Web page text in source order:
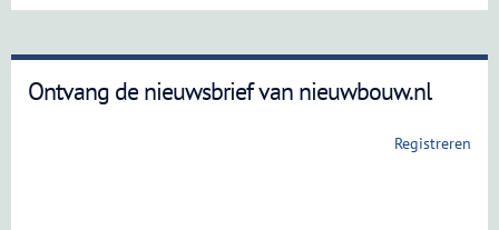
Ontvang de nieuwsbrief van nieuwbouw.nl
Registreren